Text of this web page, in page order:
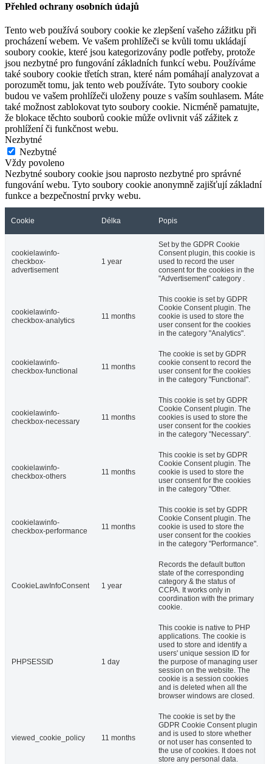
Přehled ochrany osobních údajů
Tento web používá soubory cookie ke zlepšení vašeho zážitku při
procházení webem. Ve vašem prohlížeči se kvůli tomu ukládají
soubory cookie, které jsou kategorizovány podle potřeby, protože
jsou nezbytné pro fungování základních funkcí webu. Používáme
také soubory cookie třetích stran, které nám pomáhají analyzovat a
porozumět tomu, jak tento web používáte. Tyto soubory cookie
budou ve vašem prohlížeči uloženy pouze s vaším souhlasem. Máte
také možnost zablokovat tyto soubory cookie. Nicméně pamatujte,
že blokace těchto souborů cookie může ovlivnit váš zážitek z
prohlížení či funkčnost webu.
Nezbytné
Nezbytné
Vždy povoleno
Nezbytné soubory cookie jsou naprosto nezbytné pro správné
fungování webu. Tyto soubory cookie anonymně zajišťují základní
funkce a bezpečnostní prvky webu.
Cookie Délka Popis
cookielawinfo-
checkbox-
advertisement
1 year
Set by the GDPR Cookie
Consent plugin, this cookie is
used to record the user
consent for the cookies in the
"Advertisement" category .
cookielawinfo-
checkbox-analytics
11 months
This cookie is set by GDPR
Cookie Consent plugin. The
cookie is used to store the
user consent for the cookies
in the category "Analytics".
cookielawinfo-
checkbox-functional
11 months
The cookie is set by GDPR
cookie consent to record the
user consent for the cookies
in the category "Functional".
cookielawinfo-
checkbox-necessary
11 months
This cookie is set by GDPR
Cookie Consent plugin. The
cookies is used to store the
user consent for the cookies
in the category "Necessary".
cookielawinfo-
checkbox-others
11 months
This cookie is set by GDPR
Cookie Consent plugin. The
cookie is used to store the
user consent for the cookies
in the category "Other.
cookielawinfo-
checkbox-performance
11 months
This cookie is set by GDPR
Cookie Consent plugin. The
cookie is used to store the
user consent for the cookies
in the category "Performance".
CookieLawInfoConsent 1 year
Records the default button
state of the corresponding
category & the status of
CCPA. It works only in
coordination with the primary
cookie.
PHPSESSID 1 day
This cookie is native to PHP
applications. The cookie is
used to store and identify a
users' unique session ID for
the purpose of managing user
session on the website. The
cookie is a session cookies
and is deleted when all the
browser windows are closed.
viewed_cookie_policy 11 months
The cookie is set by the
GDPR Cookie Consent plugin
and is used to store whether
or not user has consented to
the use of cookies. It does not
store any personal data.